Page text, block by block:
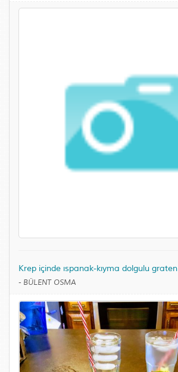
Krep içinde ıspanak-kıyma dolgulu graten
- BÜLENT OSMA